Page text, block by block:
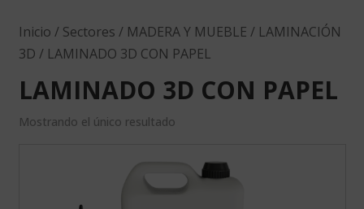
Inicio / Sectores / MADERA Y MUEBLE / LAMINACIÓN
3D / LAMINADO 3D CON PAPEL
LAMINADO 3D CON PAPEL
Mostrando el único resultado